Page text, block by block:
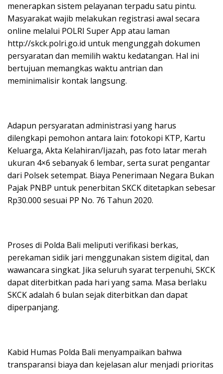
menerapkan sistem pelayanan terpadu satu pintu.
Masyarakat wajib melakukan registrasi awal secara
online melalui POLRI Super App atau laman
http://skck.polri.go.id untuk mengunggah dokumen
persyaratan dan memilih waktu kedatangan. Hal ini
bertujuan memangkas waktu antrian dan
meminimalisir kontak langsung.
Adapun persyaratan administrasi yang harus
dilengkapi pemohon antara lain: fotokopi KTP, Kartu
Keluarga, Akta Kelahiran/Ijazah, pas foto latar merah
ukuran 4×6 sebanyak 6 lembar, serta surat pengantar
dari Polsek setempat. Biaya Penerimaan Negara Bukan
Pajak PNBP untuk penerbitan SKCK ditetapkan sebesar
Rp30.000 sesuai PP No. 76 Tahun 2020.
Proses di Polda Bali meliputi verifikasi berkas,
perekaman sidik jari menggunakan sistem digital, dan
wawancara singkat. Jika seluruh syarat terpenuhi, SKCK
dapat diterbitkan pada hari yang sama. Masa berlaku
SKCK adalah 6 bulan sejak diterbitkan dan dapat
diperpanjang.
Kabid Humas Polda Bali menyampaikan bahwa
transparansi biaya dan kejelasan alur menjadi prioritas